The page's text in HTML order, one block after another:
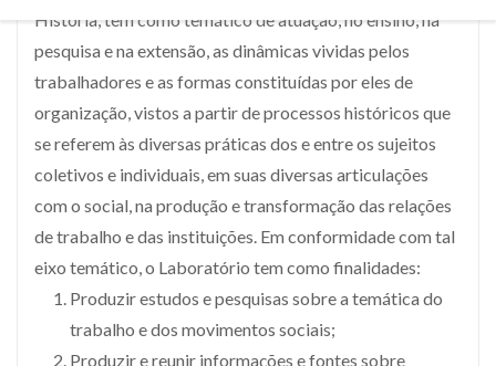
História, tem como temático de atuação, no ensino, na
pesquisa e na extensão, as dinâmicas vividas pelos
trabalhadores e as formas constituídas por eles de
organização, vistos a partir de processos históricos que
se referem às diversas práticas dos e entre os sujeitos
coletivos e individuais, em suas diversas articulações
com o social, na produção e transformação das relações
de trabalho e das instituições. Em conformidade com tal
eixo temático, o Laboratório tem como finalidades:
Produzir estudos e pesquisas sobre a temática do
trabalho e dos movimentos sociais;
Produzir e reunir informações e fontes sobre